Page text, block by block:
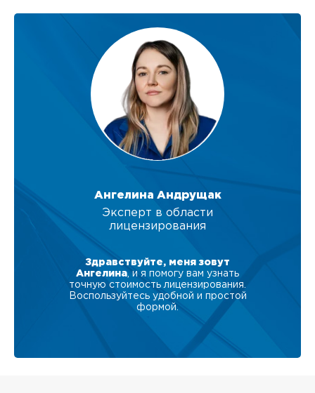
Ангелина Андрущак
Эксперт в области
лицензирования
Здравствуйте, меня зовут
Ангелина , и я помогу вам узнать
точную стоимость лицензирования.
Воспользуйтесь удобной и простой
формой.